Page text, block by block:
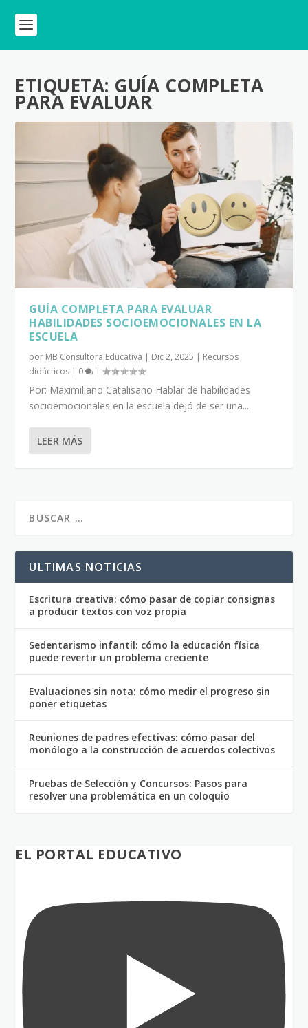
ETIQUETA: GUÍA COMPLETA
PARA EVALUAR
GUÍA COMPLETA PARA EVALUAR
HABILIDADES SOCIOEMOCIONALES EN LA
ESCUELA
por MB Consultora Educativa | Dic 2, 2025 | Recursos
didácticos | 0 |
Por: Maximiliano Catalisano Hablar de habilidades
socioemocionales en la escuela dejó de ser una...
LEER MÁS
ULTIMAS NOTICIAS
Escritura creativa: cómo pasar de copiar consignas
a producir textos con voz propia
Sedentarismo infantil: cómo la educación física
puede revertir un problema creciente
Evaluaciones sin nota: cómo medir el progreso sin
poner etiquetas
Reuniones de padres efectivas: cómo pasar del
monólogo a la construcción de acuerdos colectivos
Pruebas de Selección y Concursos: Pasos para
resolver una problemática en un coloquio
EL PORTAL EDUCATIVO